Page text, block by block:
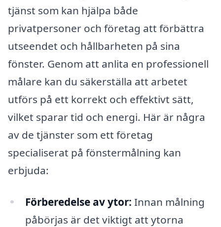
tjänst som kan hjälpa både
privatpersoner och företag att förbättra
utseendet och hållbarheten på sina
fönster. Genom att anlita en professionell
målare kan du säkerställa att arbetet
utförs på ett korrekt och effektivt sätt,
vilket sparar tid och energi. Här är några
av de tjänster som ett företag
specialiserat på fönstermålning kan
erbjuda:
Förberedelse av ytor: Innan målning
påbörjas är det viktigt att ytorna